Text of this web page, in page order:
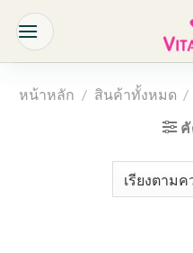
content
หน้าหลัก / สินค้าทั้งหมด /